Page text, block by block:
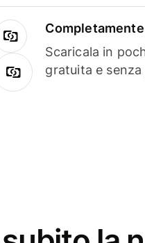
Scaricala in
gratuita e